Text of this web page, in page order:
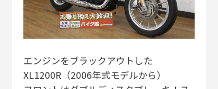
エンジンをブラックアウトした
XL1200R（2006年式モデルから）